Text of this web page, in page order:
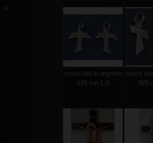
croce tau in argento
925 cm.1,0
croce
925